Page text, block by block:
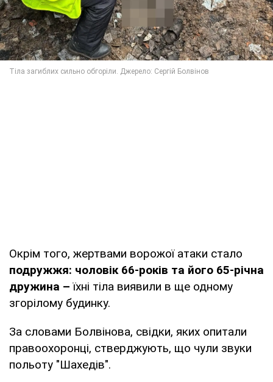
Окрім того, жертвами ворожої атаки стало
подружжя: чоловік 66-років та його 65-річна
дружина – їхні тіла виявили в ще одному
згорілому будинку.
За словами Болвінова, свідки, яких опитали
правоохоронці, стверджують, що чули звуки
польоту "Шахедів".